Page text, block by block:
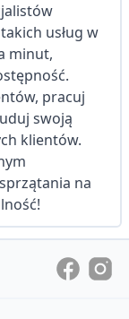
usług w
minut,
pracuj
swoją
klientów.
na